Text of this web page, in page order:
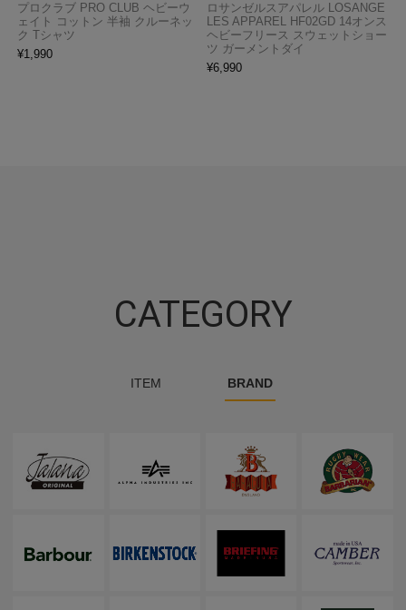
プロクラブ PRO CLUB ヘビーウ
ェイト コットン 半袖 クルーネッ
ク Tシャツ
¥1,990
ロサンゼルスアパレル LOSANGE
LES APPAREL HF02GD 14オンス
ヘビーフリース スウェットショー
ツ ガーメントダイ
¥6,990
CATEGORY
ITEM BRAND